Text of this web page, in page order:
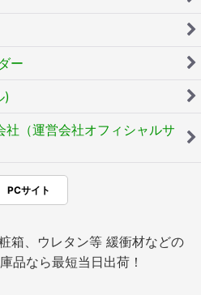
ー
)
社（運営会社オフィシャルサ
PCサイト
箱、ウレタン等 緩衝材などの
品なら最短当日出荷！